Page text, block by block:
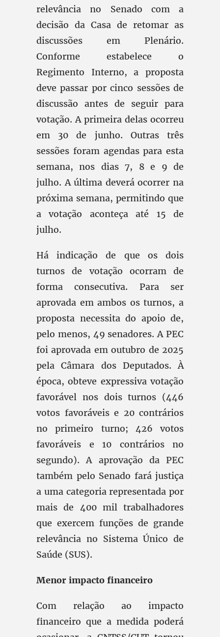
relevância no Senado com a
decisão da Casa de retomar as
discussões em Plenário.
Conforme estabelece o
Regimento Interno, a proposta
deve passar por cinco sessões de
discussão antes de seguir para
votação. A primeira delas ocorreu
em 30 de junho. Outras três
sessões foram agendas para esta
semana, nos dias 7, 8 e 9 de
julho. A última deverá ocorrer na
próxima semana, permitindo que
a votação aconteça até 15 de
julho.
Há indicação de que os dois
turnos de votação ocorram de
forma consecutiva. Para ser
aprovada em ambos os turnos, a
proposta necessita do apoio de,
pelo menos, 49 senadores. A PEC
foi aprovada em outubro de 2025
pela Câmara dos Deputados. À
época, obteve expressiva votação
favorável nos dois turnos (446
votos favoráveis e 20 contrários
no primeiro turno; 426 votos
favoráveis e 10 contrários no
segundo). A aprovação da PEC
também pelo Senado fará justiça
a uma categoria representada por
mais de 400 mil trabalhadores
que exercem funções de grande
relevância no Sistema Único de
Saúde (SUS).
Menor impacto financeiro
Com relação ao impacto
financeiro que a medida poderá